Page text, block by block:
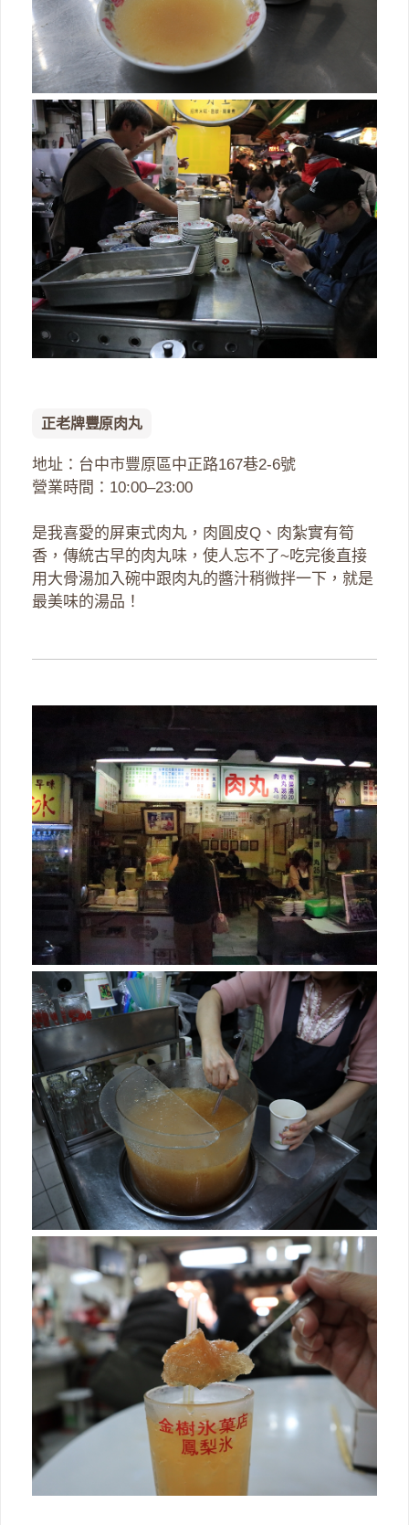
正老牌豐原肉丸
地址：台中市豐原區中正路167巷2-6號
營業時間：10:00–23:00
是我喜愛的屏東式肉丸，肉圓皮Q、肉紮實有筍
香，傳統古早的肉丸味，使人忘不了~吃完後直接
用大骨湯加入碗中跟肉丸的醬汁稍微拌一下，就是
最美味的湯品！